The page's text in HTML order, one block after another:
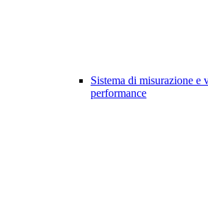
Sistema di misurazione e
performance